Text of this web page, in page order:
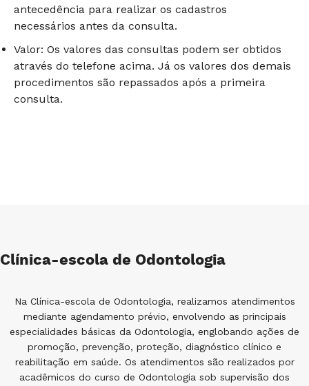
antecedência para realizar os cadastros
necessários antes da consulta.
Valor: Os valores das consultas podem ser obtidos
através do telefone acima. Já os valores dos demais
procedimentos são repassados após a primeira
consulta.
Clínica-escola de Odontologia
Na Clínica-escola de Odontologia, realizamos atendimentos
mediante agendamento prévio, envolvendo as principais
especialidades básicas da Odontologia, englobando ações de
promoção, prevenção, proteção, diagnóstico clínico e
reabilitação em saúde. Os atendimentos são realizados por
acadêmicos do curso de Odontologia sob supervisão dos